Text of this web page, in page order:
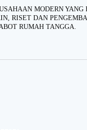
MODERN
RISET DAN
RUMAH TANGGA.